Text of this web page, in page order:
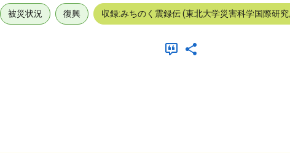
被災状況 復興 収録:みちのく震録伝 (東北大学災害科学国際研